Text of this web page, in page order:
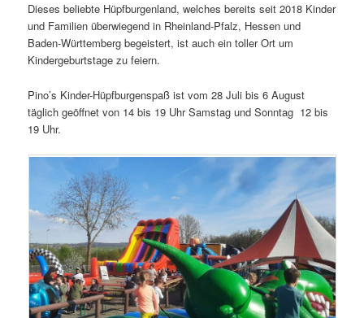
Dieses beliebte Hüpfburgenland, welches bereits seit 2018 Kinder
und Familien überwiegend in Rheinland-Pfalz, Hessen und
Baden-Württemberg begeistert, ist auch ein toller Ort um
Kindergeburtstage zu feiern.
Pino’s Kinder-Hüpfburgenspaß ist vom 28 Juli bis 6 August
täglich geöffnet von 14 bis 19 Uhr Samstag und Sonntag 12 bis
19 Uhr.